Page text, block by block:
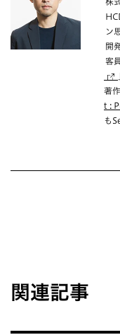
ン
開
客
著
t :
も
関連記事